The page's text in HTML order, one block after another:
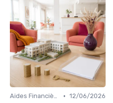
Aides Financières et Subventions • 12/06/2026